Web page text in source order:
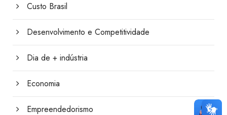
Custo Brasil
Desenvolvimento e Competitividade
Dia de + indústria
Economia
Empreendedorismo